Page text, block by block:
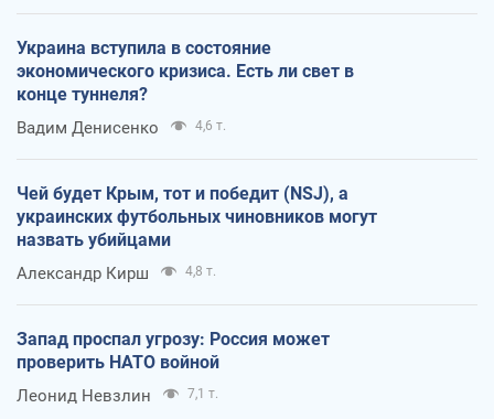
Украина вступила в состояние
экономического кризиса. Есть ли свет в
конце туннеля?
Вадим Денисенко 4,6 т.
Чей будет Крым, тот и победит (NSJ), а
украинских футбольных чиновников могут
назвать убийцами
Александр Кирш 4,8 т.
Запад проспал угрозу: Россия может
проверить НАТО войной
Леонид Невзлин 7,1 т.